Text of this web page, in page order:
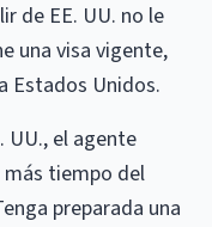
de EE. UU. no le
una visa vigente,
Estados Unidos.
UU., el agente
tiempo del
preparada una